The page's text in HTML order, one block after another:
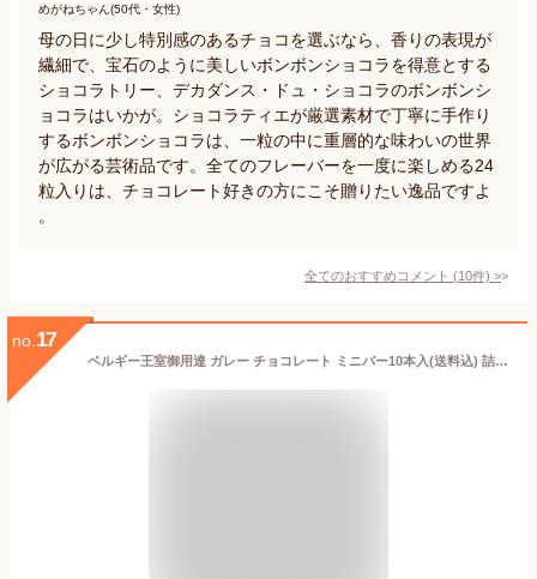
めがねちゃん(50代・女性)
母の日に少し特別感のあるチョコを選ぶなら、香りの表現が
繊細で、宝石のように美しいボンボンショコラを得意とする
ショコラトリー、デカダンス・ドュ・ショコラのボンボンシ
ョコラはいかが。ショコラティエが厳選素材で丁寧に手作り
するボンボンショコラは、一粒の中に重層的な味わいの世界
が広がる芸術品です。全てのフレーバーを一度に楽しめる24
粒入りは、チョコレート好きの方にこそ贈りたい逸品ですよ
。
全てのおすすめコメント (10件) >
no. 17
ベルギー王室御用達 ガレー チョコレート ミニバー10本入(送料込) 詰め合わせ 父の日ギフト 2026 父の日 早割 スイーツ お菓子 チョコ 個包装 小分け 会社 職場 退職 祝い 挨拶 出産 内祝い お返し 手土産 誕生日 プレゼント 有名 高級 可愛い おしゃれ 人気 お中元 ギフト